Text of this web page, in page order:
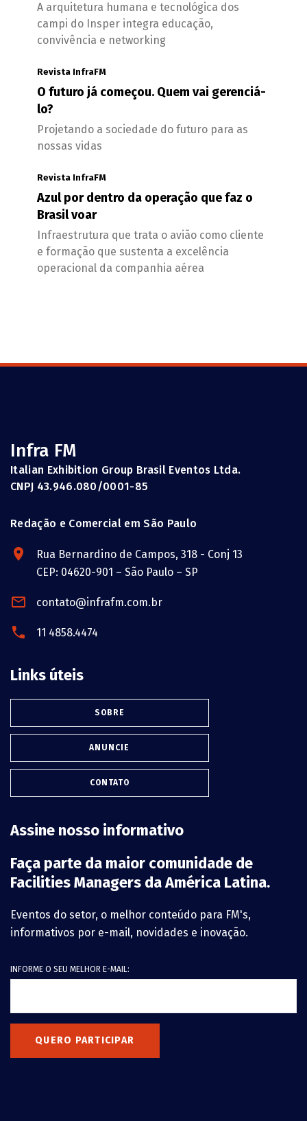
A arquitetura humana e tecnológica dos
campi do Insper integra educação,
convivência e networking
Revista InfraFM
O futuro já começou. Quem vai gerenciá-
lo?
Projetando a sociedade do futuro para as
nossas vidas
Revista InfraFM
Azul por dentro da operação que faz o
Brasil voar
Infraestrutura que trata o avião como cliente
e formação que sustenta a excelência
operacional da companhia aérea
Infra FM
Italian Exhibition Group Brasil Eventos Ltda.
CNPJ 43.946.080/0001-85
Redação e Comercial em São Paulo
Rua Bernardino de Campos, 318 - Conj 13
CEP: 04620-901 – São Paulo – SP
contato@infrafm.com.br
11 4858.4474
Links úteis
SOBRE
ANUNCIE
CONTATO
Assine nosso informativo
Faça parte da maior comunidade de
Facilities Managers da América Latina.
Eventos do setor, o melhor conteúdo para FM's,
informativos por e-mail, novidades e inovação.
INFORME O SEU MELHOR E-MAIL:
QUERO PARTICIPAR